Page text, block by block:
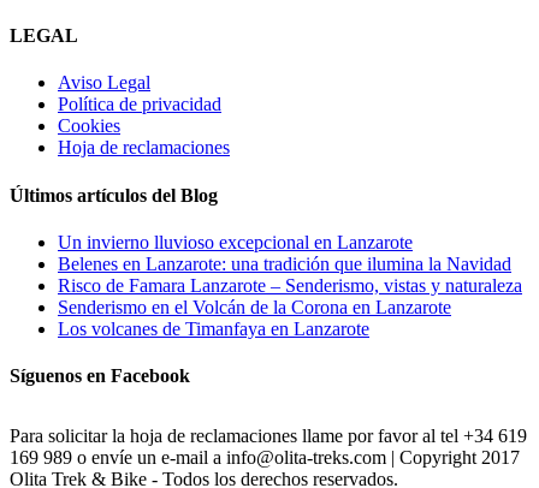
LEGAL
Aviso Legal
Política de privacidad
Cookies
Hoja de reclamaciones
Últimos artículos del Blog
Un invierno lluvioso excepcional en Lanzarote
Belenes en Lanzarote: una tradición que ilumina la Navidad
Risco de Famara Lanzarote – Senderismo, vistas y naturaleza
Senderismo en el Volcán de la Corona en Lanzarote
Los volcanes de Timanfaya en Lanzarote
Síguenos en Facebook
Para solicitar la hoja de reclamaciones llame por favor al tel +34 619
169 989 o envíe un e-mail a info@olita-treks.com | Copyright 2017
Olita Trek & Bike - Todos los derechos reservados.